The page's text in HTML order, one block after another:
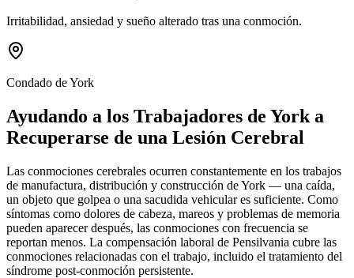
Irritabilidad, ansiedad y sueño alterado tras una conmoción.
Condado de York
Ayudando a los Trabajadores de York a
Recuperarse de una Lesión Cerebral
Las conmociones cerebrales ocurren constantemente en los trabajos
de manufactura, distribución y construcción de York — una caída,
un objeto que golpea o una sacudida vehicular es suficiente. Como
síntomas como dolores de cabeza, mareos y problemas de memoria
pueden aparecer después, las conmociones con frecuencia se
reportan menos. La compensación laboral de Pensilvania cubre las
conmociones relacionadas con el trabajo, incluido el tratamiento del
síndrome post-conmoción persistente.